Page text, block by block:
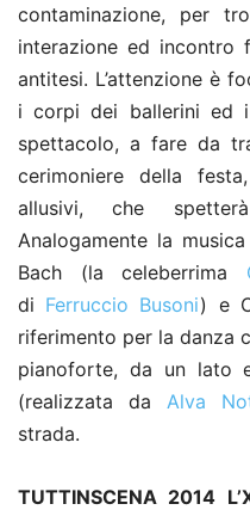
contaminazione, per
interazione ed incontro
antitesi. L’attenzione è
i corpi dei ballerini ed
spettacolo, a fare da
cerimoniere della
allusivi, che
Analogamente la
Bach (la celeberrima
di Ferruccio Busoni) e
riferimento per la danza
pianoforte, da un lato
(realizzata da Alva
strada.
TUTTINSCENA 2014